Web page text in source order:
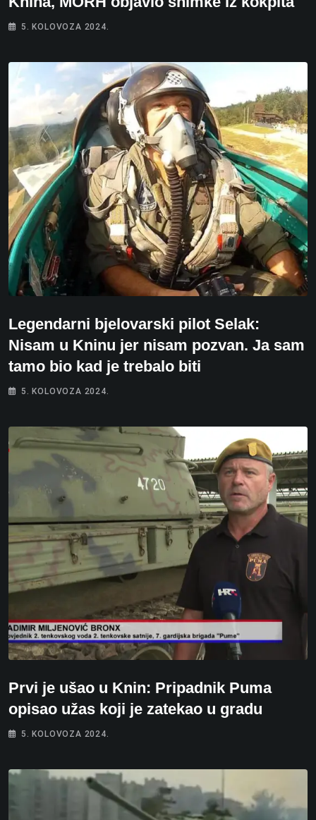
5. KOLOVOZA 2024.
Legendarni bjelovarski pilot Selak:
Nisam u Kninu jer nisam pozvan. Ja sam
tamo bio kad je trebalo biti
5. KOLOVOZA 2024.
Prvi je ušao u Knin: Pripadnik Puma
opisao užas koji je zatekao u gradu
5. KOLOVOZA 2024.